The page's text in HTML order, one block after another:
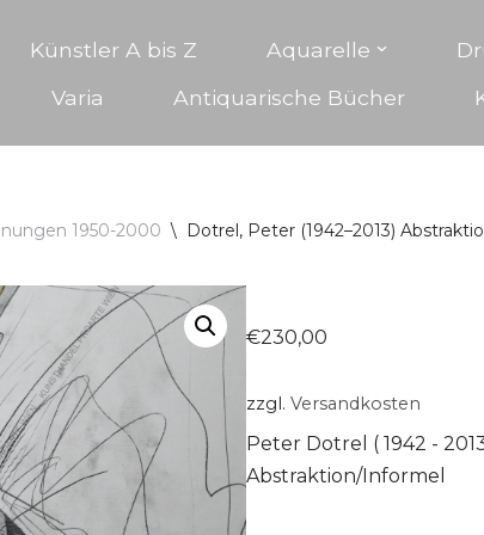
Künstler A bis Z Aquarelle
Varia Antiquarische Bücher
1950-2000 \ Dotrel, Peter (1942–2013)
€230,00
zzgl. Versandkosten
Peter Dotrel ( 1942 -
Abstraktion/Informel